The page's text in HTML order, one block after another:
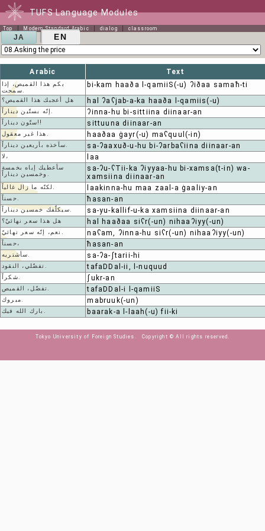
TUFS Language Modules
Top Modern Standard Arabic dialog classroom
JA EN
Arabic Text
بكم هذا القميص، إذا
bi-kam haaða l-qamiiS(-u) ʔiðaa samaħ-ti
هل أعجبك هذا القميص؟ hal ʔaʕjab-a-ka haaða l-qamiis(-u)
ʔinna-hu bi-sittiina diinaar-an
ستّون ديناراً!! sittuuna diinaar-an
haaðaa ġayr(-u) maʕquul(-in)
sa-ʔaaxuð-u-hu bi-ʔarbaʕiina diinaar-an
لا، laa
سأعطيك إياه بخمسة
sa-ʔu-ʕTii-ka ʔiyyaa-hu bi-xamsa(t-in) wa-
xamsiina diinaar-an
laakinna-hu maa zaal-a ġaaliy-an
ħasan-an
sa-yu-kallif-u-ka xamsiina diinaar-an
هل هذا سعر نهائيّ؟ hal haaðaa siʕr(-un) nihaaʔiyy(-un)
naʕam, ʔinna-hu siʕr(-un) nihaaʔiyy(-un)
حسناً، ħasan-an
sa-ʔa-ʃtarii-hi
tafaDDal-ii, l-nuquud
ʃukr-an
tafaDDal-i l-qamiiS
mabruuk(-un)
baarak-a l-laah(-u) fii-ki
Tokyo University of Foreign Studies. Copyright © All rights reserved.